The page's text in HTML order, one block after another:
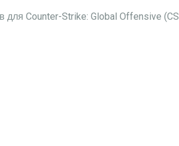
для Counter-Strike: Global Offensive